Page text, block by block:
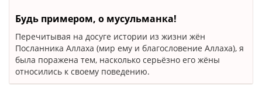
Будь примером, о мусульманка!
Перечитывая на досуге истории из жизни жён
Посланника Аллаха (мир ему и благословение Аллаха), я
была поражена тем, насколько серьёзно его жёны
относились к своему поведению.